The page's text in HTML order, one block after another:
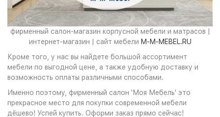
фирменный салон-магазин корпусной мебели и матрасов |
интернет-магазин | сайт мебели M-M-MEBEL.RU
Кроме того, у нас вы найдете большой ассортимент
мебели по выгодной цене, а также удобную доставку и
возможность оплаты различными способами.
Именно поэтому, фирменный салон 'Моя Мебель' это
прекрасное место для покупки современной мебели
дёшево! Успей купить. Оформи заказ прямо сейчас!